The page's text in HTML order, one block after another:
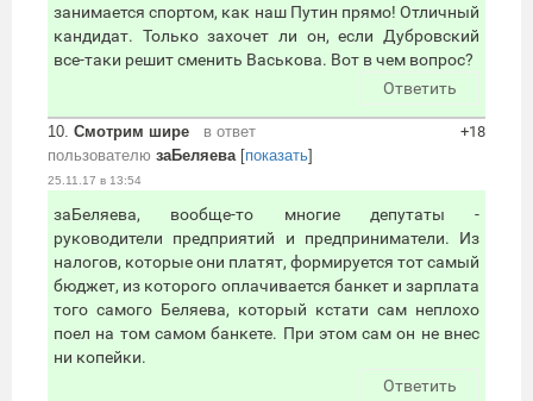
занимается спортом, как наш Путин прямо! Отличный
кандидат. Только захочет ли он, если Дубровский
все-таки решит сменить Васькова. Вот в чем вопрос?
Ответить
10. Смотрим шире
в ответ
пользователю заБеляева[показать]
25.11.17 в 13:54
+18
заБеляева, вообще-то многие депутаты -
руководители предприятий и предприниматели. Из
налогов, которые они платят, формируется тот самый
бюджет, из которого оплачивается банкет и зарплата
того самого Беляева, который кстати сам неплохо
поел на том самом банкете. При этом сам он не внес
ни копейки.
Ответить